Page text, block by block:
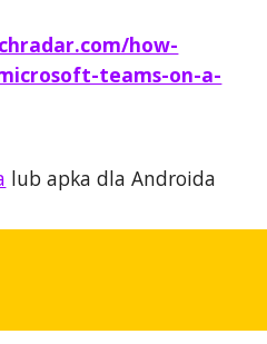
how-
teams-on-a-
lubapka dla Androida